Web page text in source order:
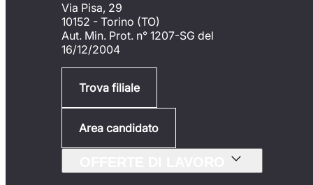
Via Pisa, 29
10152 - Torino (TO)
Aut. Min. Prot. n° 1207-SG del
16/12/2004
Trova filiale
Area candidato